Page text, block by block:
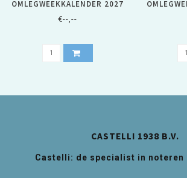
OMLEGWEEKKALENDER 2027
OP NEUTRAAL SCHILD
€--,--
OP
CASTELLI 1938 B.V.
Castelli: de specialist in noteren